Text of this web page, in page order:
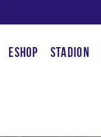
ESHOP STADION